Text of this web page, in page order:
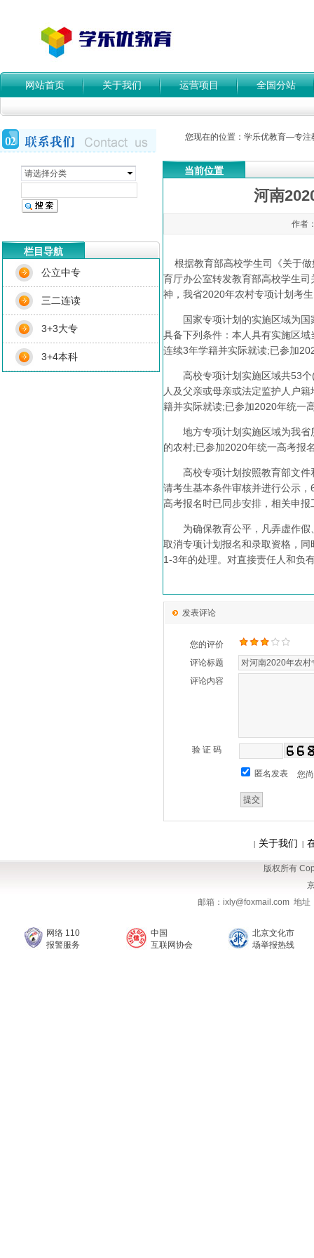
网站首页 关于我们 运营项目 全国分站
当前位置
河南
作者
根据教育部高校学生司《关于做
育厅办公室转发教育部高校学生
神，我省2020年农村专项计划考
国家专项计划的实施区域为国
具备下列条件：本人具有实施区
连续3年学籍并实际就读;已参加
高校专项计划实施区域共53个(
人及父亲或母亲或法定监护人户
籍并实际就读;已参加2020年统一
地方专项计划实施区域为我省
的农村;已参加2020年统一高考报
高校专项计划按照教育部文件
请考生基本条件审核并进行公示
高考报名时已同步安排，相关申
为确保教育公平，凡弄虚作假
取消专项计划报名和录取资格，
1-3年的处理。对直接责任人和负
请选择分类
您现在的位置： 学乐优教育—专注
栏目导航
公立中专
三二连读
3+3大专
3+4本科
发表评论
您的评价
评论标题
评论内容
验 证 码
匿名发表 您
| 关于我们 |
版权所有
邮箱：ixly@foxmail.com 地
网络 110
报警服务
中国
互联网协会
北京文化市
场举报热线